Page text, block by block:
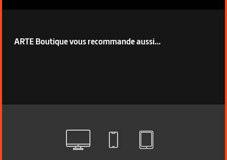
ARTE Boutique vous recommande aussi...